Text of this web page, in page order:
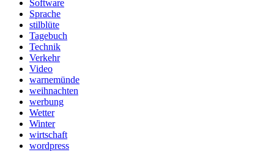
Software
Sprache
stilblüte
Tagebuch
Technik
Verkehr
Video
warnemünde
weihnachten
werbung
Wetter
Winter
wirtschaft
wordpress